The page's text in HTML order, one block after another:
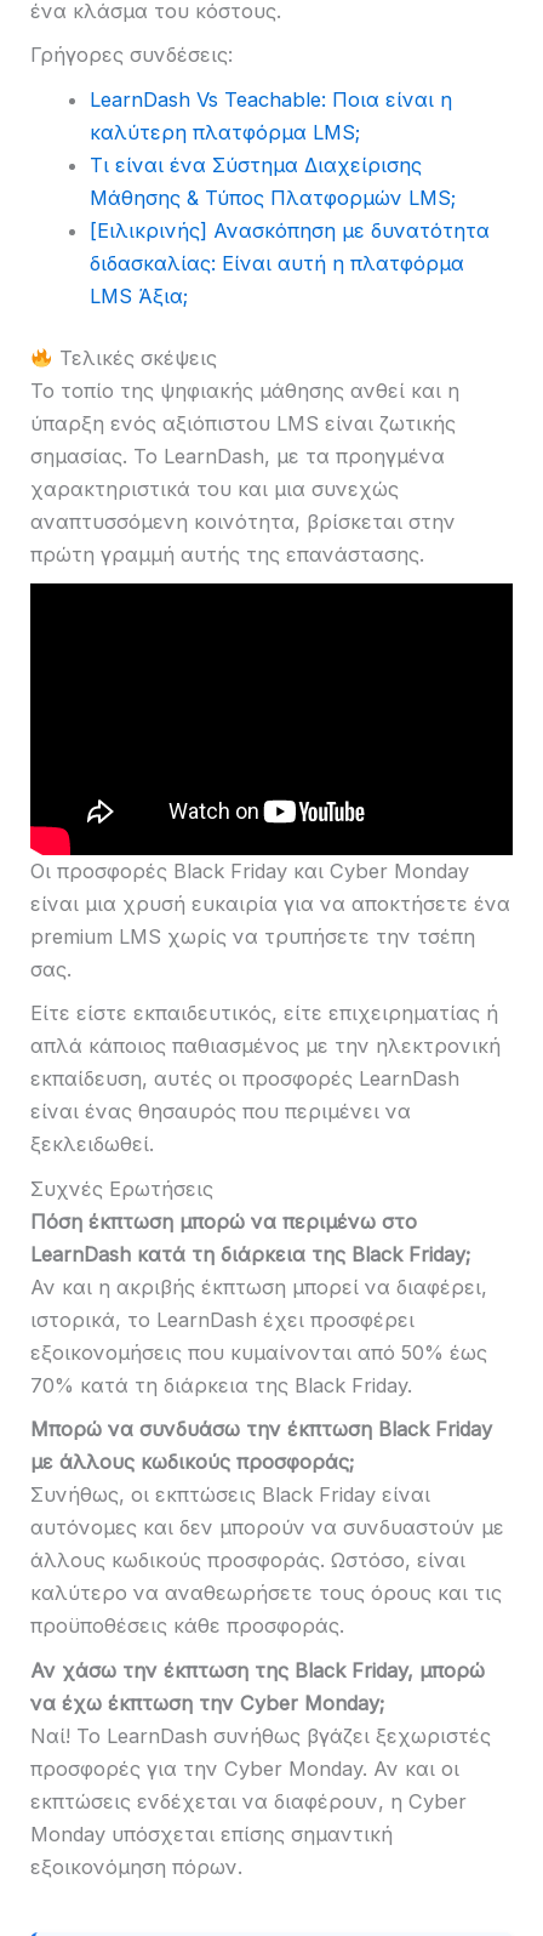
ένα κλάσμα του κόστους.
Γρήγορες συνδέσεις:
LearnDash Vs Teachable: Ποια είναι η
καλύτερη πλατφόρμα LMS;
Τι είναι ένα Σύστημα Διαχείρισης
Μάθησης & Τύπος Πλατφορμών LMS;
[Ειλικρινής] Ανασκόπηση με δυνατότητα
διδασκαλίας: Είναι αυτή η πλατφόρμα
LMS Άξια;
Τελικές σκέψεις
Το τοπίο της ψηφιακής μάθησης ανθεί και η
ύπαρξη ενός αξιόπιστου LMS είναι ζωτικής
σημασίας. Το LearnDash, με τα προηγμένα
χαρακτηριστικά του και μια συνεχώς
αναπτυσσόμενη κοινότητα, βρίσκεται στην
πρώτη γραμμή αυτής της επανάστασης.
Οι προσφορές Black Friday και Cyber ​​Monday
είναι μια χρυσή ευκαιρία για να αποκτήσετε ένα
premium LMS χωρίς να τρυπήσετε την τσέπη
σας.
Είτε είστε εκπαιδευτικός, είτε επιχειρηματίας ή
απλά κάποιος παθιασμένος με την ηλεκτρονική
εκπαίδευση, αυτές οι προσφορές LearnDash
είναι ένας θησαυρός που περιμένει να
ξεκλειδωθεί.
Συχνές Ερωτήσεις
Πόση έκπτωση μπορώ να περιμένω στο
LearnDash κατά τη διάρκεια της Black Friday;
Αν και η ακριβής έκπτωση μπορεί να διαφέρει,
ιστορικά, το LearnDash έχει προσφέρει
εξοικονομήσεις που κυμαίνονται από 50% έως
70% κατά τη διάρκεια της Black Friday.
Μπορώ να συνδυάσω την έκπτωση Black Friday
με άλλους κωδικούς προσφοράς;
Συνήθως, οι εκπτώσεις Black Friday είναι
αυτόνομες και δεν μπορούν να συνδυαστούν με
άλλους κωδικούς προσφοράς. Ωστόσο, είναι
καλύτερο να αναθεωρήσετε τους όρους και τις
προϋποθέσεις κάθε προσφοράς.
Αν χάσω την έκπτωση της Black Friday, μπορώ
να έχω έκπτωση την Cyber ​​Monday;
Ναί! Το LearnDash συνήθως βγάζει ξεχωριστές
προσφορές για την Cyber ​​Monday. Αν και οι
εκπτώσεις ενδέχεται να διαφέρουν, η Cyber ​​
Monday υπόσχεται επίσης σημαντική
εξοικονόμηση πόρων.